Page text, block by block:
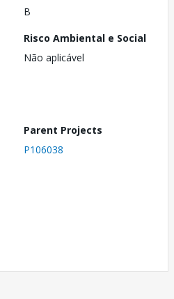
B
Risco Ambiental e Social
Não aplicável
Parent Projects
P106038